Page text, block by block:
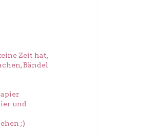
Zeit hat,
Bändel
und
;)